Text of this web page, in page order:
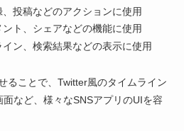
、投稿などのアクションに使用
ト、シェアなどの機能に使用
イン、検索結果などの表示に使用
ることで、Twitter風のタイムライン
など、様々なSNSアプリのUIを容